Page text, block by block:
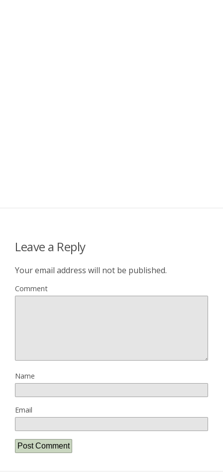
Leave a Reply
Your email address will not be published.
Comment
Name
Email